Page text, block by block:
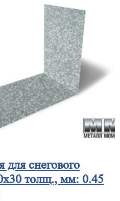
для снегового
толщ., мм: 0.45